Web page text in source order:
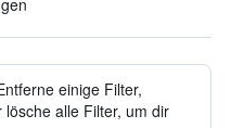
einige Filter,
alle Filter, um dir